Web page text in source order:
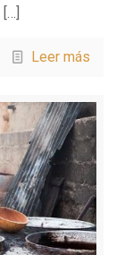
[…]
Leer más